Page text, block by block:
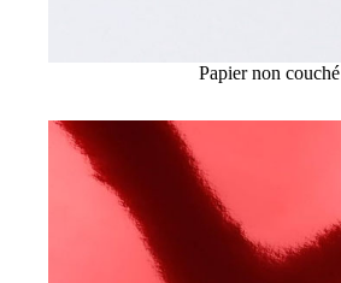
Papier non couché